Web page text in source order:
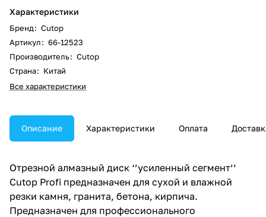
Характеристики
Бренд: Cutop
Артикул: 66-12523
Производитель: Cutop
Страна: Китай
Все характеристики
Описание Характеристики Оплата
Отрезной алмазный диск ‘’усиленный сегмент’’
Cutop Profi предназначен для сухой и влажной
резки камня, гранита, бетона, кирпича.
Предназначен для профессионального